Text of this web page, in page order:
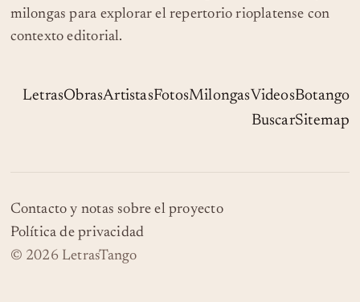
milongas para explorar el repertorio rioplatense con
contexto editorial.
LetrasObrasArtistasFotosMilongasVideosBotango
BuscarSitemap
Contacto y notas sobre el proyecto
Política de privacidad
© 2026 LetrasTango